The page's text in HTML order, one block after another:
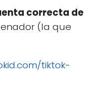
correcta de
(la que
tiktok-